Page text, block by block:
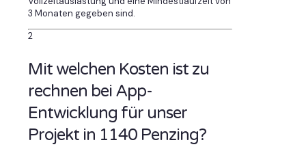
3 Monaten gegeben sind.
2
Mit welchen Kosten ist zu
rechnen bei App-
Entwicklung für unser
Projekt in 1140 Penzing?